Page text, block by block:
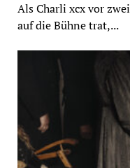
Als Charli xcx vor
auf die Bühne trat,...